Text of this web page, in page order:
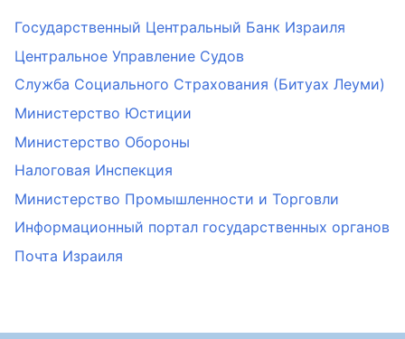
Государственный Центральный Банк Израиля
Центральное Управление Судов
Служба Социального Страхования (Битуах Леуми)
Министерство Юстиции
Министерство Обороны
Налоговая Инспекция
Министерство Промышленности и Торговли
Информационный портал государственных органов
Почта Израиля